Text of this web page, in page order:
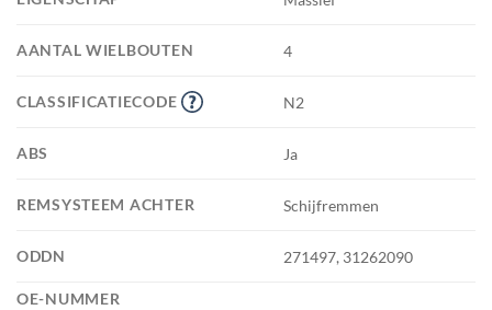
AANTAL WIELBOUTEN 4
CLASSIFICATIECODE N2
ABS Ja
REMSYSTEEM ACHTER Schijfremmen
ODDN 271497, 31262090
OE-NUMMER